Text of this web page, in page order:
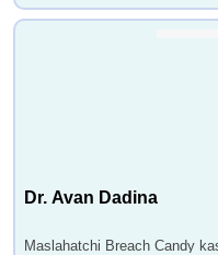
Dr. Avan Dadina
Maslahatchi Breach Candy